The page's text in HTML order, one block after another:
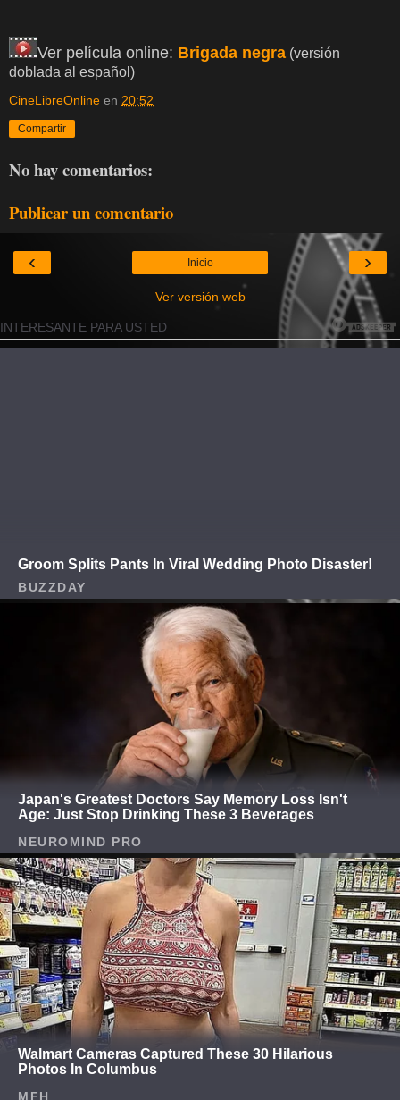
Ver película online: Brigada negra (versión
doblada al español)
CineLibreOnline en 20:52
Compartir
No hay comentarios:
Publicar un comentario
‹ ›
Inicio
Ver versión web